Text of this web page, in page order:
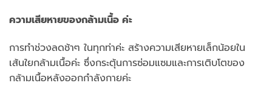
ความเสียหายของกล้ามเนื้อ ค่ะ
การทำช่วงลดช้าๆ ในทุกท่าค่ะ สร้างความเสียหายเล็กน้อยใน
เส้นใยกล้ามเนื้อค่ะ ซึ่งกระตุ้นการซ่อมแซมและการเติบโตของ
กล้ามเนื้อหลังออกกำลังกายค่ะ